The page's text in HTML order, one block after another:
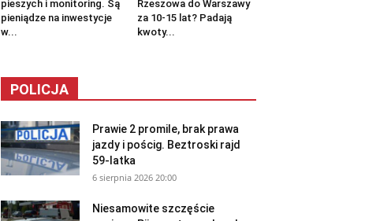
pieszych i monitoring. Są
pieniądze na inwestycje
w...
Rzeszowa do Warszawy
za 10-15 lat? Padają
kwoty...
POLICJA
Prawie 2 promile, brak prawa
jazdy i pościg. Beztroski rajd
59-latka
6 sierpnia 2026 20:00
Niesamowite szczęście